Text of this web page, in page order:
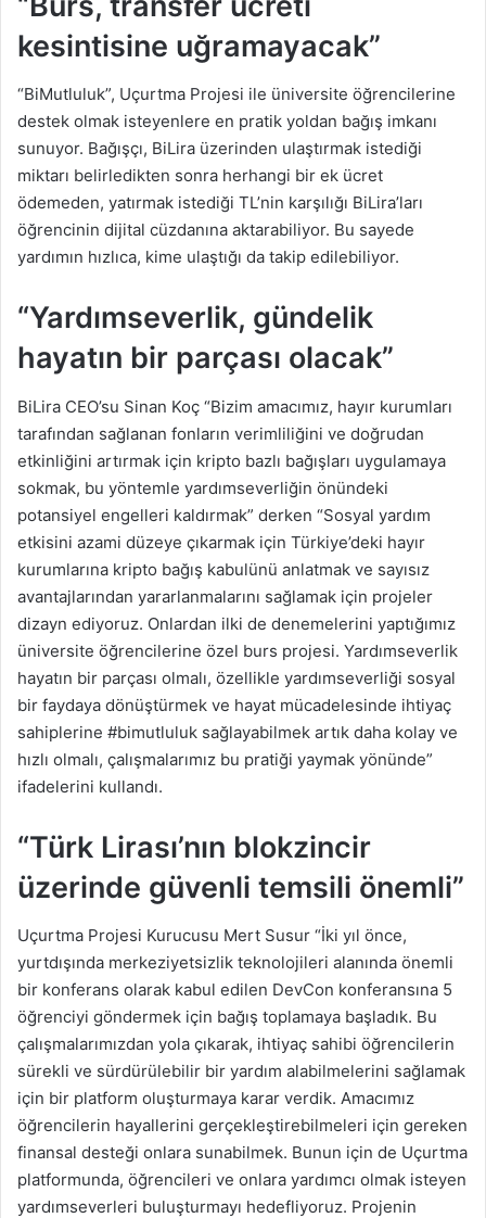
kesintisine uğramayacak”
“BiMutluluk”, Uçurtma Projesi ile üniversite öğrencilerine
destek olmak isteyenlere en pratik yoldan bağış imkanı
sunuyor. Bağışçı, BiLira üzerinden ulaştırmak istediği
miktarı belirledikten sonra herhangi bir ek ücret
ödemeden, yatırmak istediği TL’nin karşılığı BiLira’ları
öğrencinin dijital cüzdanına aktarabiliyor. Bu sayede
yardımın hızlıca, kime ulaştığı da takip edilebiliyor.
“Yardımseverlik, gündelik
hayatın bir parçası olacak”
BiLira CEO’su Sinan Koç “Bizim amacımız, hayır kurumları
tarafından sağlanan fonların verimliliğini ve doğrudan
etkinliğini artırmak için kripto bazlı bağışları uygulamaya
sokmak, bu yöntemle yardımseverliğin önündeki
potansiyel engelleri kaldırmak” derken “Sosyal yardım
etkisini azami düzeye çıkarmak için Türkiye’deki hayır
kurumlarına kripto bağış kabulünü anlatmak ve sayısız
avantajlarından yararlanmalarını sağlamak için projeler
dizayn ediyoruz. Onlardan ilki de denemelerini yaptığımız
üniversite öğrencilerine özel burs projesi. Yardımseverlik
hayatın bir parçası olmalı, özellikle yardımseverliği sosyal
bir faydaya dönüştürmek ve hayat mücadelesinde ihtiyaç
sahiplerine #bimutluluk sağlayabilmek artık daha kolay ve
hızlı olmalı, çalışmalarımız bu pratiği yaymak yönünde”
ifadelerini kullandı.
“Türk Lirası’nın blokzincir
üzerinde güvenli temsili önemli”
Uçurtma Projesi Kurucusu Mert Susur “İki yıl önce,
yurtdışında merkeziyetsizlik teknolojileri alanında önemli
bir konferans olarak kabul edilen DevCon konferansına 5
öğrenciyi göndermek için bağış toplamaya başladık. Bu
çalışmalarımızdan yola çıkarak, ihtiyaç sahibi öğrencilerin
sürekli ve sürdürülebilir bir yardım alabilmelerini sağlamak
için bir platform oluşturmaya karar verdik. Amacımız
öğrencilerin hayallerini gerçekleştirebilmeleri için gereken
finansal desteği onlara sunabilmek. Bunun için de Uçurtma
platformunda, öğrencileri ve onlara yardımcı olmak isteyen
yardımseverleri buluşturmayı hedefliyoruz. Projenin